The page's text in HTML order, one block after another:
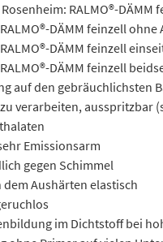
RALMO®-
DÄMM feinzell ohne
DÄMM feinzell
DÄMM feinzell
auf den gebräuchlichsten
verarbeiten, ausspritzbar
Emissionsarm
gegen Schimmel
Aushärten elastisch
im Dichtstoff bei